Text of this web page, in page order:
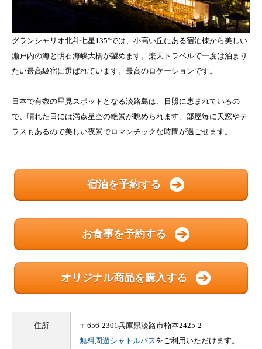
グランシャリオ北斗七星135°では、小高い丘にある宿泊棟から美しい
瀬戸内の海と明石海峡大橋が望めます。楽天トラベルで一度は泊まり
たい最高級宿に選ばれています。最高のロケーションです。
日本で有数の星見スポットとなる淡路島は、日照に恵まれているの
で、晴れた日には満点星空の絶景が眺められます。部屋毎に天窓やテ
ラスもあるので美しい夜景でロマンチックな時間が過ごせます。
宿泊を予約する
お食事を予約する
オリジナル商品を購入する
住所
〒656-2301兵庫県淡路市楠本2425-2
無料周遊シャトルバス をご利用いただけます。